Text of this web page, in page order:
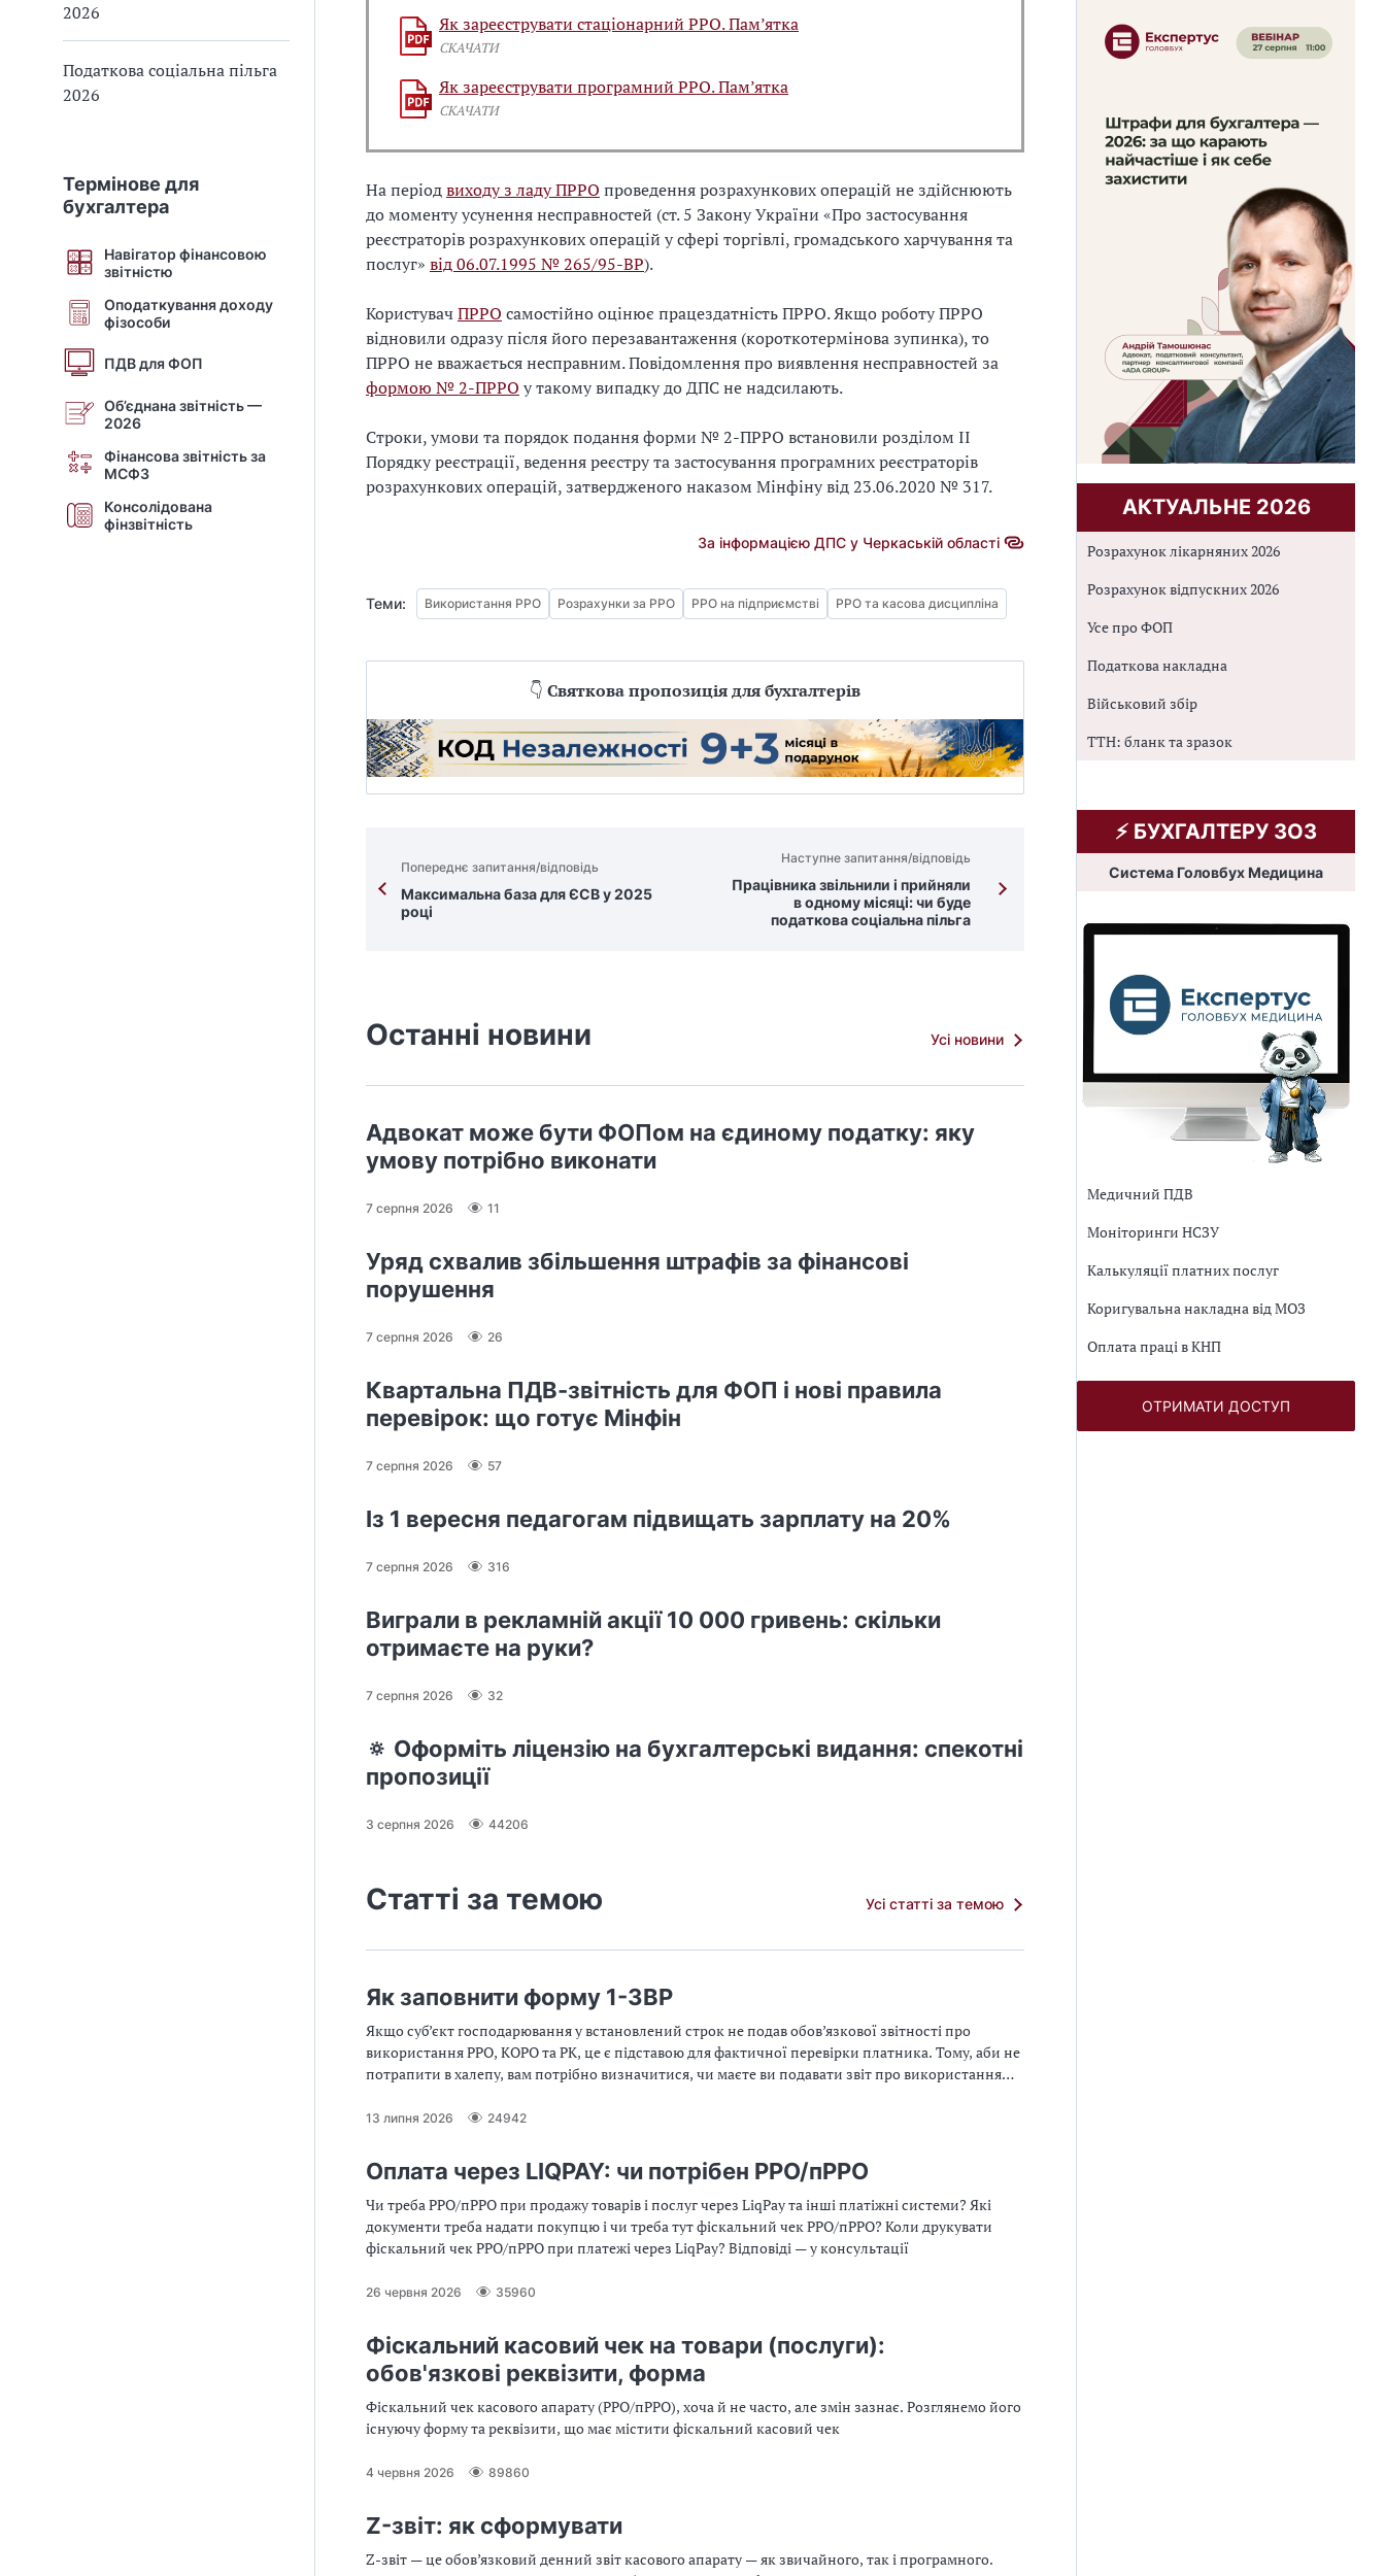
2026
Податкова соціальна пільга
2026
Термінове для
бухгалтера
Навігатор фінансовою
звітністю
Оподаткування доходу
фізособи
ПДВ для ФОП
Об’єднана звітність —
2026
Фінансова звітність за
МСФЗ
Консолідована
фінзвітність
Як зареєструвати стаціонарний РРО. Пам’ятка
СКАЧАТИ
Як зареєструвати програмний РРО. Пам’ятка
СКАЧАТИ
На періодвиходу з ладу ПРРО проведення розрахункових операцій не здійснюють
до моменту усунення несправностей (ст. 5 Закону України «Про застосування
реєстраторів розрахункових операцій у сфері торгівлі, громадського харчування та
послуг» від 06.07.1995 № 265/95-ВР).
КористувачПРРО самостійно оцінює працездатність ПРРО. Якщо роботу ПРРО
відновили одразу після його перезавантаження (короткотермінова зупинка), то
ПРРО не вважається несправним. Повідомлення про виявлення несправностей за
формою № 2-ПРРО у такому випадку до ДПС не надсилають.
Строки, умови та порядок подання форми № 2-ПРРО встановили розділом ІІ
Порядку реєстрації, ведення реєстру та застосування програмних реєстраторів
розрахункових операцій, затвердженого наказом Мінфіну від 23.06.2020 № 317.
За інформацією ДПС у Черкаській області
Теми: Використання РРО Розрахунки за РРО РРО на підприємстві РРО та касова дисципліна
👇 Святкова пропозиція для бухгалтерів
Попереднє запитання/відповідь
Максимальна база для ЄСВ у 2025
році
Наступне запитання/відповідь
Працівника звільнили і прийняли
в одному місяці: чи буде
податкова соціальна пільга
Останні новини Усі новини
Адвокат може бути ФОПом на єдиному податку: яку
умову потрібно виконати
7 серпня 2026 11
Уряд схвалив збільшення штрафів за фінансові
порушення
7 серпня 2026 26
Квартальна ПДВ-звітність для ФОП і нові правила
перевірок: що готує Мінфін
7 серпня 2026 57
Із 1 вересня педагогам підвищать зарплату на 20%
7 серпня 2026 316
Виграли в рекламній акції 10 000 гривень: скільки
отримаєте на руки?
7 серпня 2026 32
🔅 Оформіть ліцензію на бухгалтерські видання: спекотні
пропозиції
3 серпня 2026 44206
Статті за темою Усі статті за темою
Як заповнити форму 1-ЗВР
Якщо суб’єкт господарювання у встановлений строк не подав обов’язкової звітності про
використання РРО, КОРО та РК, це є підставою для фактичної перевірки платника. Тому, аби не
потрапити в халепу, вам потрібно визначитися, чи маєте ви подавати звіт про використання
13 липня 2026 24942
Оплата через LIQPAY: чи потрібен РРО/пРРО
Чи треба РРО/пРРО при продажу товарів і послуг через LiqPay та інші платіжні системи? Які
документи треба надати покупцю і чи треба тут фіскальний чек РРО/пРРО? Коли друкувати
фіскальний чек РРО/пРРО при платежі через LiqPay? Відповіді — у консультації
26 червня 2026 35960
Фіскальний касовий чек на товари (послуги):
обов'язкові реквізити, форма
Фіскальний чек касового апарату (РРО/пРРО), хоча й не часто, але змін зазнає. Розглянемо його
існуючу форму та реквізити, що має містити фіскальний касовий чек
4 червня 2026 89860
Z-звіт: як сформувати
Z-звіт — це обов’язковий денний звіт касового апарату — як звичайного, так і програмного.
АКТУАЛЬНЕ 2026
Розрахунок лікарняних 2026
Розрахунок відпускних 2026
Усе про ФОП
Податкова накладна
Військовий збір
ТТН: бланк та зразок
⚡️ БУХГАЛТЕРУ ЗОЗ
Система Головбух Медицина
Медичний ПДВ
Моніторинги НСЗУ
Калькуляції платних послуг
Коригувальна накладна від МОЗ
Оплата праці в КНП
ОТРИМАТИ ДОСТУП